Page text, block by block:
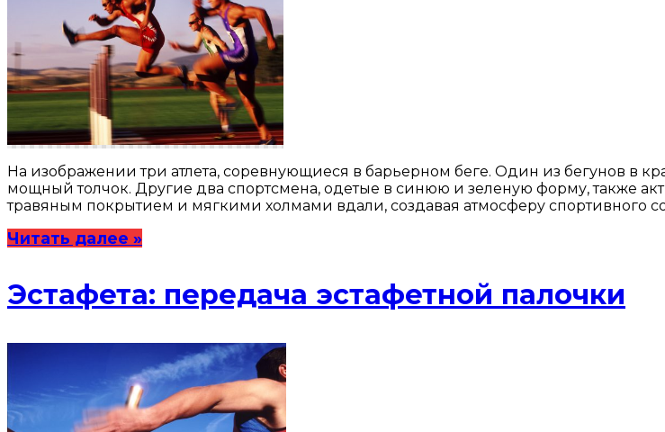
На изображении три атлета, соревнующиеся в барьерном беге. Один из бегунов в
мощный толчок. Другие два спортсмена, одетые в синюю и зеленую форму, также
травяным покрытием и мягкими холмами вдали, создавая атмосферу спортивного
Читать далее »
Эстафета: передача эстафетной палочки